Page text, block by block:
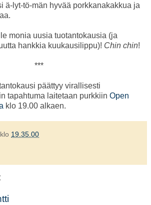
ä-lyt-tö-män hyvää porkkanakakkua ja
monia uusia tuotantokausia (ja
hankkia kuukausilippu)! Chin chin!
***
päättyy virallisesti
tapahtuma laitetaan purkkiin Open
klo 19.00 alkaen.
klo 19.35.00